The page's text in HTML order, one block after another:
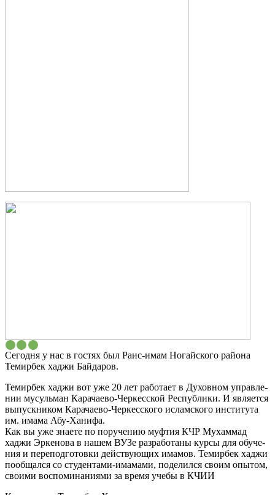
Сего­дня у нас в гостях был Раис-имам Ногай­ско­го рай­о­на
Темир­бек хаджи Бай­да­ров.
Темир­бек хаджи вот уже 20 лет рабо­та­ет в Духов­ном управ­ле­
нии мусуль­ман Кара­чае­во-Чер­кес­ской Рес­пуб­ли­ки. И явля­ет­ся
выпуск­ни­ком Кара­чае­во-Чер­кес­ско­го ислам­ско­го инсти­ту­та
им. има­ма Абу-Хани­фа.
Как вы уже зна­е­те по пору­че­нию муф­тия КЧР Мухам­мад
хаджи Эрке­но­ва в нашем ВУЗе раз­ра­бо­та­ны кур­сы для обу­че­
ния и пере­под­го­тов­ки дей­ству­ю­щих има­мов. Темир­бек хаджи
пооб­щал­ся со сту­ден­та­ми-има­ма­ми, поде­лил­ся сво­им опы­том,
сво­и­ми вос­по­ми­на­ни­я­ми за вре­мя уче­бы в КЧИИ